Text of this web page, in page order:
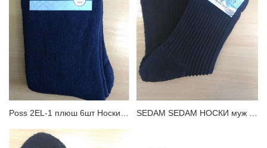
Poss 2EL-1 плюш 6шт Носки мужские SEDAM SEDAM НОСКИ муж махр.след Носки мужские